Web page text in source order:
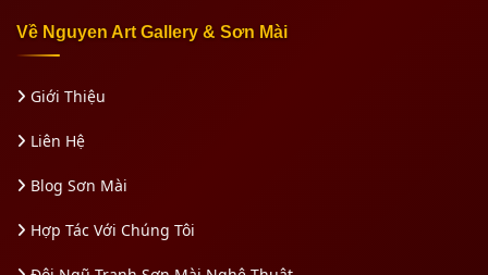
Về Nguyen Art Gallery & Sơn Mài
Giới Thiệu
Liên Hệ
Blog Sơn Mài
Hợp Tác Với Chúng Tôi